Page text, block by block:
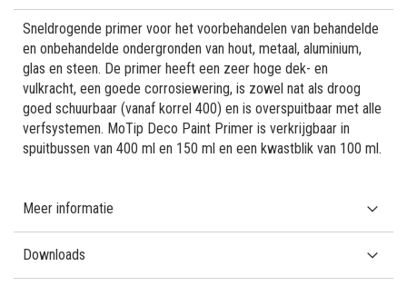
Sneldrogende primer voor het voorbehandelen van behandelde
en onbehandelde ondergronden van hout, metaal, aluminium,
glas en steen. De primer heeft een zeer hoge dek- en
vulkracht, een goede corrosiewering, is zowel nat als droog
goed schuurbaar (vanaf korrel 400) en is overspuitbaar met alle
verfsystemen. MoTip Deco Paint Primer is verkrijgbaar in
spuitbussen van 400 ml en 150 ml en een kwastblik van 100 ml.
Meer informatie
Downloads